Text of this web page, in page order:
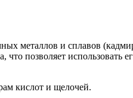
металлов и сплавов
позволяет использовать
кислот и щелочей.